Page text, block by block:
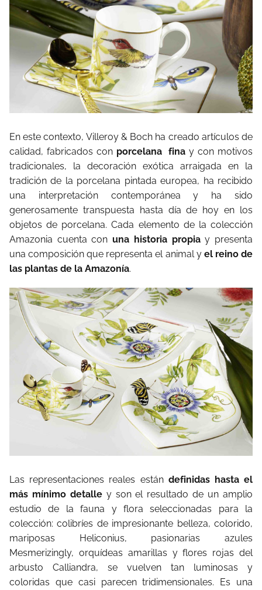
En este contexto, Villeroy & Boch ha creado artículos de
calidad, fabricados conporcelana fina y con motivos
tradicionales, la decoración exótica arraigada en la
tradición de la porcelana pintada europea, ha recibido
una interpretación contemporánea y ha sido
generosamente transpuesta hasta día de hoy en los
objetos de porcelana. Cada elemento de la colección
Amazonia cuenta conuna historia propiay presenta
una composición que representa el animal y el reino de
las plantas de la Amazonía.
Las representaciones reales están definidas hasta el
más mínimo detalley son el resultado de un amplio
estudio de la fauna y flora seleccionadas para la
colección: colibríes de impresionante belleza, colorido,
mariposas Heliconius, pasionarias azules
Mesmerizingly, orquídeas amarillas y flores rojas del
arbusto Calliandra, se vuelven tan luminosas y
coloridas que casi parecen tridimensionales. Es una